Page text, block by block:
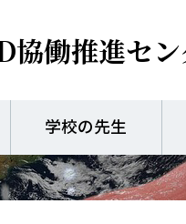
協働推進セ
学校の先生
パスポート